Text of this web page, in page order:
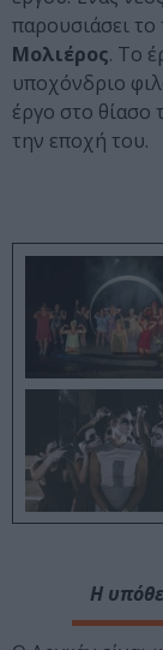
παρουσιάσει
Μολιέρος. Το
υποχόνδριο
έργο στο θίασο
την εποχή του.
Η